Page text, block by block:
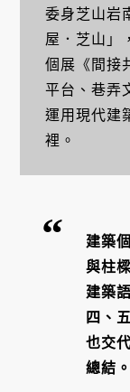
委身芝山岩
屋．芝山」，
個展《間接
平台、巷弄
運用現代建
裡。
建築
與柱
建築
四、
也交
總結。